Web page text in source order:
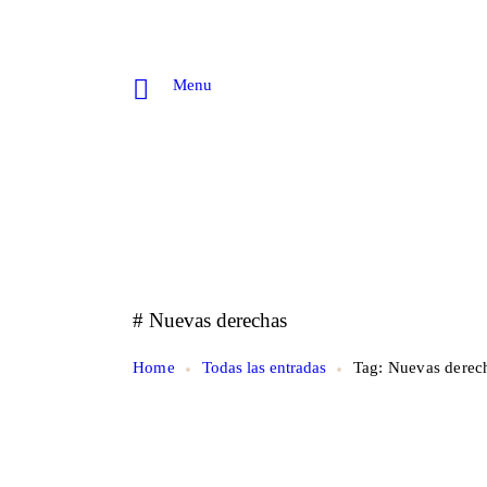
Menu
# Nuevas derechas
Home Todas las entradas Tag: Nuevas